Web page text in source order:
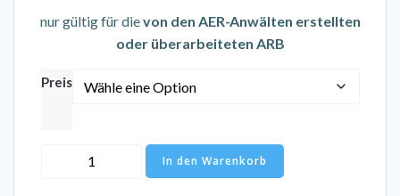
nur gültig für dievon den AER-Anwälten erstellten
oder überarbeiteten ARB
Preis
ARB
(Allgemeine-
In den Warenkorb